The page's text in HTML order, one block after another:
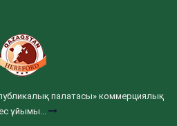
палатасы» коммерциялық
ұйымы...